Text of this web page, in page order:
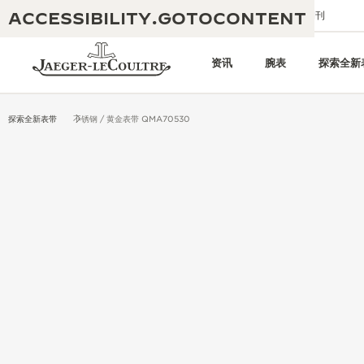
ACCESSIBILITY.GOTOCONTENT
给我们发送电子邮件 精品店 电子期刊
资讯 腕表 探索全新
探索全新表带 不锈钢 / 黄金表带 QMA70530